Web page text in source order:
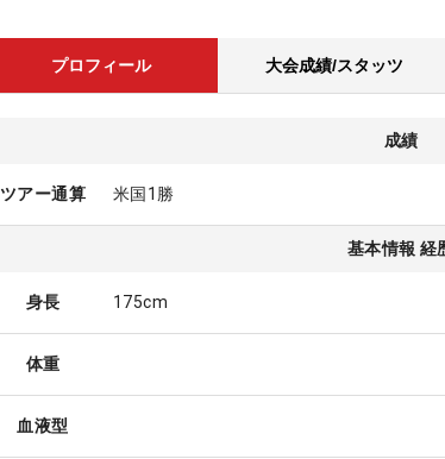
プロフィール 大会成績/スタッツ
成績
ツアー通算 米国1勝
基本情報 経
身長 175cm
体重
血液型